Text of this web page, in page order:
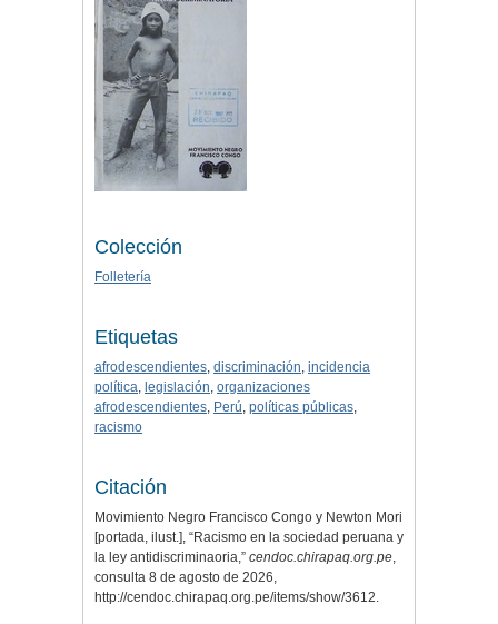
Colección
Folletería
Etiquetas
afrodescendientes, discriminación, incidencia
política, legislación, organizaciones
afrodescendientes, Perú, políticas públicas,
racismo
Citación
Movimiento Negro Francisco Congo y Newton Mori
[portada, ilust.], “Racismo en la sociedad peruana y
la ley antidiscriminaoria,” cendoc.chirapaq.org.pe,
consulta 8 de agosto de 2026,
http://cendoc.chirapaq.org.pe/items/show/3612.